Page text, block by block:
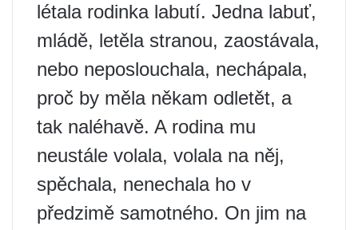
létala rodinka labutí. Jedna labuť,
mládě, letěla stranou, zaostávala,
nebo neposlouchala, nechápala,
proč by měla někam odletět, a
tak naléhavě. A rodina mu
neustále volala, volala na něj,
spěchala, nenechala ho v
předzimě samotného. On jim na